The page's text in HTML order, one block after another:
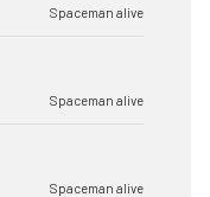
Spaceman alive
Spaceman alive
Spaceman alive